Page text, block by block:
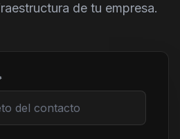
de tu empresa.